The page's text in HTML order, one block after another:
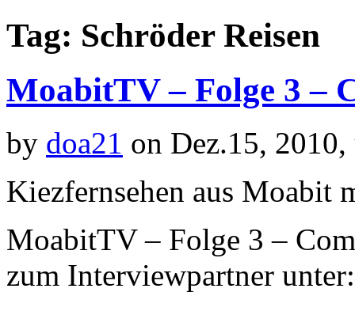
Tag: Schröder Reisen
MoabitTV – Folge 3 –
by doa21 on Dez.15,
Kiezfernsehen aus Moabit
MoabitTV – Folge 3 –
zum Interviewpartner